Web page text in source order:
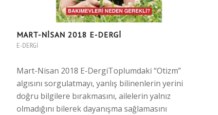
MART-NISAN 2018 E-DERGI
E-DERGI
Mart-Nisan 2018 E-DergiToplumdaki “Otizm”
algısını sorgulatmayı, yanlış bilinenlerin yerini
doğru bilgilere bırakmasını, ailelerin yalnız
olmadığını bilerek dayanışma sağlamasını